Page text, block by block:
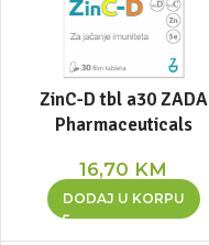
ZinC-D tbl a30 ZADA
Pharmaceuticals
16,70 KM
DODAJ U KORPU